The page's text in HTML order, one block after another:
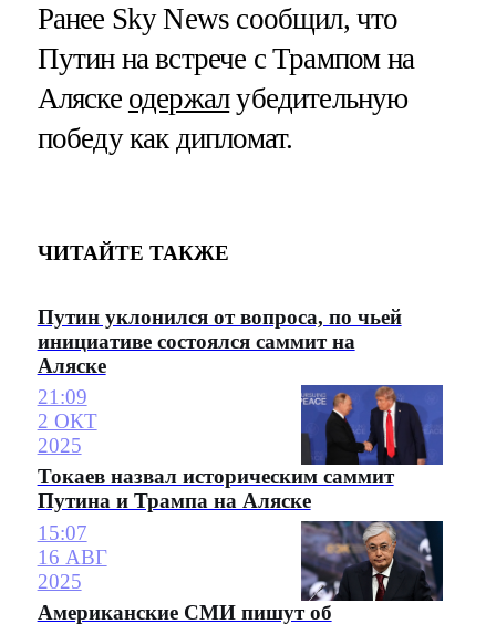
Ранее Sky News сообщил, что
Путин на встрече с Трампом на
Аляске одержалубедительную
победу как дипломат.
ЧИТАЙТЕ ТАКЖЕ
Путин уклонился от вопроса, по чьей
инициативе состоялся саммит на
Аляске
21:09
2 ОКТ
2025
Токаев назвал историческим саммит
Путина и Трампа на Аляске
15:07
16 АВГ
2025
Американские СМИ пишут об